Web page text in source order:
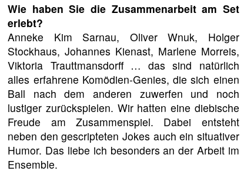
Wie haben Sie die Zusammenarbeit am Set
erlebt?
Anneke Kim Sarnau, Oliver Wnuk, Holger
Stockhaus, Johannes Kienast, Marlene Morreis,
Viktoria Trauttmansdorff … das sind natürlich
alles erfahrene Komödien-Genies, die sich einen
Ball nach dem anderen zuwerfen und noch
lustiger zurückspielen. Wir hatten eine diebische
Freude am Zusammenspiel. Dabei entsteht
neben den gescripteten Jokes auch ein situativer
Humor. Das liebe ich besonders an der Arbeit im
Ensemble.